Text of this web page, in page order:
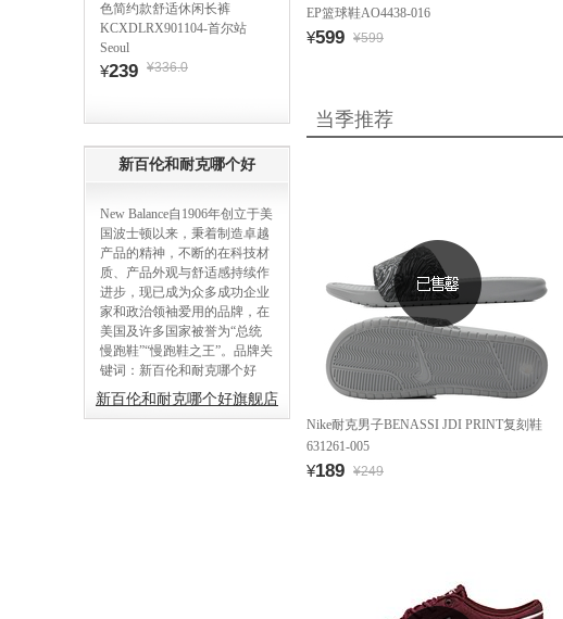
色简约款舒适休闲长裤
KCXDLRX901104-首尔站
Seoul
¥239 ¥336.0
新百伦和耐克哪个好
New Balance自1906年创立于美
国波士顿以来，秉着制造卓越
产品的精神，不断的在科技材
质、产品外观与舒适感持续作
进步，现已成为众多成功企业
家和政治领袖爱用的品牌，在
美国及许多国家被誉为“总统
慢跑鞋”“慢跑鞋之王”。品牌关
键词：新百伦和耐克哪个好
新百伦和耐克哪个好旗舰店
EP篮球鞋AO4438-016
¥599 ¥599
当季推荐
Nike耐克男子BENASSI JDI PRINT复刻鞋
631261-005
¥189 ¥249